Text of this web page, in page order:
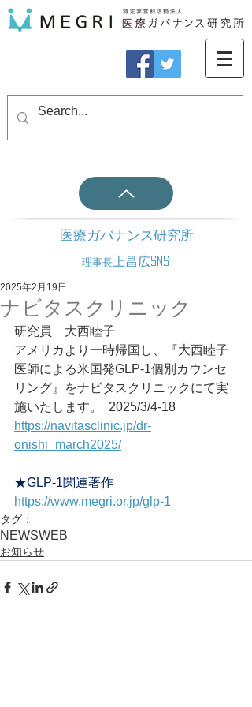
医療ガバナンス研究所
理事長 上昌広SNS
ナビタスクリニック
2025年2月19日
研究員　大西睦子
アメリカより一時帰国し、『大西睦子
医師による米国発GLP-1個別カウンセ
リング』をナビタスクリニックにて実
施いたします。	2025/3/4-18
https://navitasclinic.jp/dr-
onishi_march2025/
★GLP-1関連著作
https://www.megri.or.jp/glp-1
タグ：
NEWSWEB
お知らせ